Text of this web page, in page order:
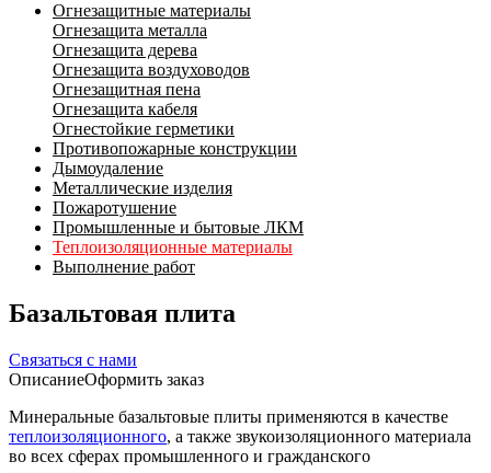
Огнезащитные материалы
Огнезащита металла
Огнезащита дерева
Огнезащита воздуховодов
Огнезащитная пена
Огнезащита кабеля
Огнестойкие герметики
Противопожарные конструкции
Дымоудаление
Металлические изделия
Пожаротушение
Промышленные и бытовые ЛКМ
Теплоизоляционные материалы
Выполнение работ
Базальтовая плита
Связаться с нами
ОписаниеОформить заказ
Минеральные базальтовые плиты применяются в качестве
теплоизоляционного, а также звукоизоляционного материала
во всех сферах промышленного и гражданского